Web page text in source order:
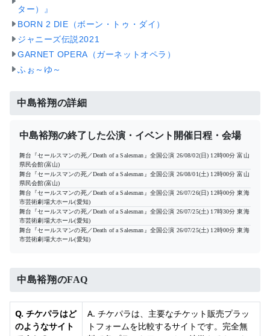
ター）』
BORN 2 DIE（ボーン・トゥ・ダイ）
ジャニーズ伝説2021
GARNET OPERA（ガーネットオペラ）
ふぉ～ゆ～
中島裕翔の詳細
中島裕翔の終了した公演・イベント開催日程・会場
舞台『セールスマンの死／Death of a Salesman』全国公演 26/08/02(日) 12時00分 富山
県民会館(富山)
舞台『セールスマンの死／Death of a Salesman』全国公演 26/08/01(土) 12時00分 富山
県民会館(富山)
舞台『セールスマンの死／Death of a Salesman』全国公演 26/07/26(日) 12時00分 東海
市芸術劇場大ホール(愛知)
舞台『セールスマンの死／Death of a Salesman』全国公演 26/07/25(土) 17時30分 東海
市芸術劇場大ホール(愛知)
舞台『セールスマンの死／Death of a Salesman』全国公演 26/07/25(土) 12時00分 東海
市芸術劇場大ホール(愛知)
中島裕翔のFAQ
Q. チケパラはど
のようなサイト
A. チケパラは、主要なチケット販売プラッ
トフォームを比較するサイトです。完全無